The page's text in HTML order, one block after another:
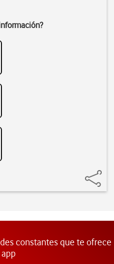
constantes que te ofrece